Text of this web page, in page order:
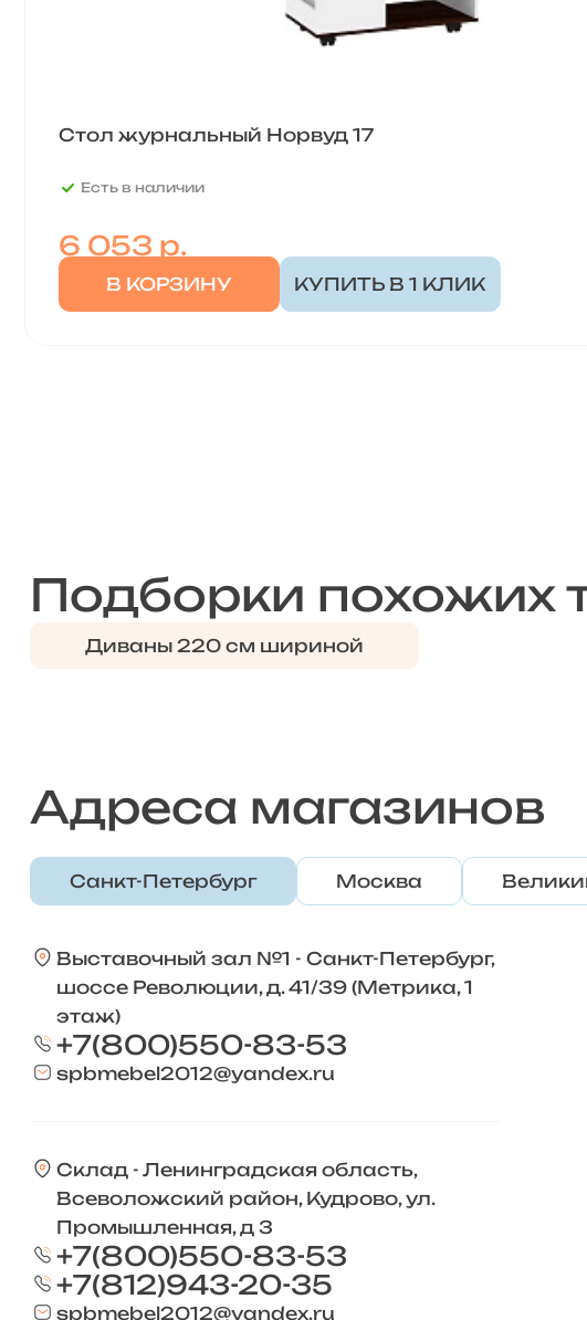
Стол журнальный Норвуд 17
Есть в наличии
6 053 р.
В КОРЗИНУ КУПИТЬ В 1 КЛИК
Подборки похожих
Диваны 220 см шириной
Адреса магазинов
Санкт-Петербург Москва
Выставочный зал №1 - Санкт-Петербург,
шоссе Революции, д. 41/39 (Метрика, 1
этаж)
+7(800)550-83-53
spbmebel2012@yandex.ru
Склад - Ленинградская область,
Всеволожский район, Кудрово, ул.
Промышленная, д 3
+7(800)550-83-53
+7(812)943-20-35
spbmebel2012@yandex.ru